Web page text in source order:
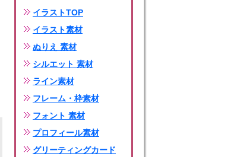
イラストTOP
イラスト素材
ぬりえ 素材
シルエット 素材
ライン素材
フレーム・枠素材
フォント 素材
プロフィール素材
グリーティングカード